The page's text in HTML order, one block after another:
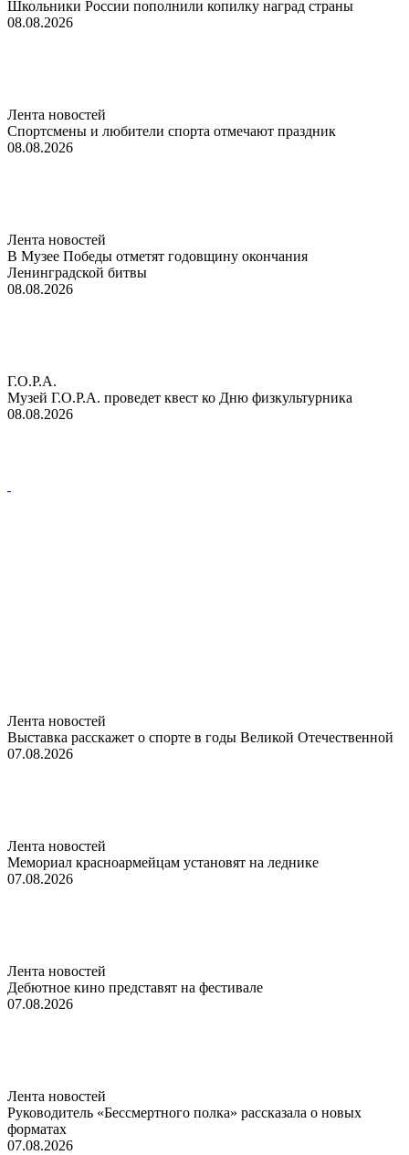
Школьники России пополнили копилку наград страны
08.08.2026
Лента новостей
Спортсмены и любители спорта отмечают праздник
08.08.2026
Лента новостей
В Музее Победы отметят годовщину окончания
Ленинградской битвы
08.08.2026
Г.О.Р.А.
Музей Г.О.Р.А. проведет квест ко Дню физкультурника
08.08.2026
Лента новостей
Выставка расскажет о спорте в годы Великой Отечественной
07.08.2026
Лента новостей
Мемориал красноармейцам установят на леднике
07.08.2026
Лента новостей
Дебютное кино представят на фестивале
07.08.2026
Лента новостей
Руководитель «Бессмертного полка» рассказала о новых
форматах
07.08.2026